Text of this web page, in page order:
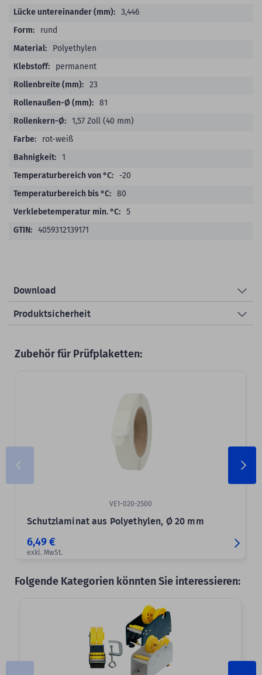
3,446
rund
Polyethylen
permanent
23
81
1,57 Zoll (40 mm)
rot-weiß
1
-20
80
5
4059312139171
Download
Produktsicherheit
Zubehör für Prüfplaketten:
Schutzlaminat aus Polyethylen, Ø 20 mm
VE1-020-2500
6,49 €
exkl. MwSt.
Folgende Kategorien könnten Sie interessieren: